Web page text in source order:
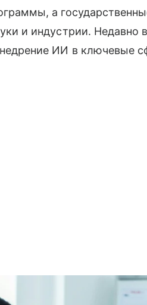
а
и индустрии. Недавно
ИИ в ключевые